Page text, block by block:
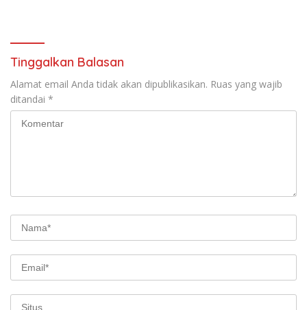
Tinggalkan Balasan
Alamat email Anda tidak akan dipublikasikan. Ruas yang wajib
ditandai *